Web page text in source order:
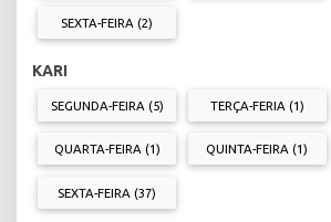
SEXTA-FEIRA (2)
KARI
SEGUNDA-FEIRA (5) TERÇA-FERIA (1)
QUARTA-FEIRA (1) QUINTA-FEIRA (1)
SEXTA-FEIRA (37)